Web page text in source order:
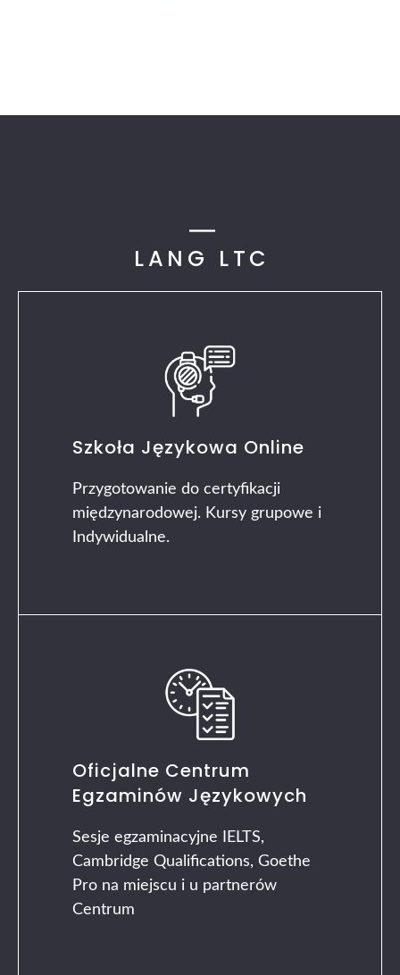
LANG LTC
Szkoła Językowa Online
Przygotowanie do certyfikacji
międzynarodowej. Kursy grupowe i
Indywidualne.
Oficjalne Centrum
Egzaminów Językowych
Sesje egzaminacyjne IELTS,
Cambridge Qualifications, Goethe
Pro na miejscu i u partnerów
Centrum